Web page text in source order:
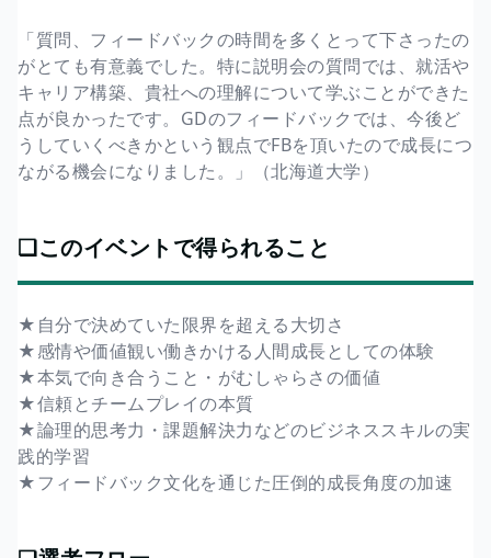
「質問、フィードバックの時間を多くとって下さったの
がとても有意義でした。特に説明会の質問では、就活や
キャリア構築、貴社への理解について学ぶことができた
点が良かったです。GDのフィードバックでは、今後ど
うしていくべきかという観点でFBを頂いたので成長につ
ながる機会になりました。」（北海道大学）
❏このイベントで得られること
★自分で決めていた限界を超える大切さ
★感情や価値観い働きかける人間成長としての体験
★本気で向き合うこと・がむしゃらさの価値
★信頼とチームプレイの本質
★論理的思考力・課題解決力などのビジネススキルの実
践的学習
★フィードバック文化を通じた圧倒的成長角度の加速